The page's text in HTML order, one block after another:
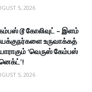
5, 2026
டூ கோலிவுட் – இளம்
உருவாக்கத்
‘வெருஸ் கேம்பஸ்
5, 2026